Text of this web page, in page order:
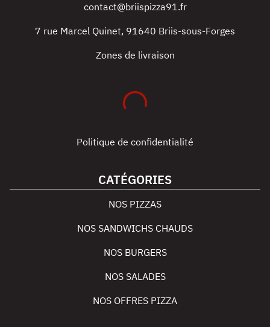
contact@briispizza91.fr
7 rue Marcel Quinet, 91640 Briis-sous-Forges
Zones de livraison
Politique de confidentialité
CATÉGORIES
NOS PIZZAS
NOS SANDWICHS CHAUDS
NOS BURGERS
NOS SALADES
NOS OFFRES PIZZA